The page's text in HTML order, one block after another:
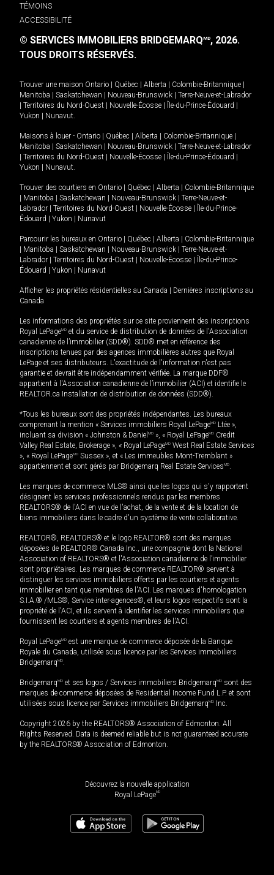
TÉMOINS
ACCESSIBILITÉ
© SERVICES IMMOBILIERS BRIDGEMARQMD, 2026.
TOUS DROITS RÉSERVÉS.
Trouver une maison Ontario Québec Alberta Colombie-Britannique
Manitoba
Saskatchewan Nouveau-Brunswick
Terre-Neuve-et-Labrador
Territoires du Nord-Ouest Nouvelle-Écosse Île-du-Prince-Édouard
Yukon
Nunavut.
Maisons à louer - Ontario Québec Alberta Colombie-Britannique
Manitoba
Saskatchewan Nouveau-Brunswick
Terre-Neuve-et-Labrador
Territoires du Nord-Ouest Nouvelle-Écosse Île-du-Prince-Édouard
Yukon
Nunavut.
Trouver des courtiers en Ontario Québec Alberta
Colombie-Britannique
Manitoba Saskatchewan Nouveau-Brunswick
Terre-Neuve-et-
Labrador
Territoires du Nord-Ouest Nouvelle-Écosse
Île-du-Prince-
Édouard
Yukon Nunavut
Parcourir les bureaux en Ontario Québec Alberta
Colombie-Britannique
Manitoba Saskatchewan Nouveau-Brunswick
Terre-Neuve-et-
Labrador
Territoires du Nord-Ouest Nouvelle-Écosse
Île-du-Prince-
Édouard
Yukon Nunavut
Afficher les propriétés résidentielles au Canada
Dernières inscriptions au
Canada
Les informations des propriétés sur ce site proviennent des inscriptions
Royal LePageMD et du service de distribution de données de l'Association
canadienne de l’immobilier (SDD®). SDD® met en référence des
inscriptions tenues par des agences immobilières autres que Royal
LePage et ses distributeurs. L'exactitude de l'information n'est pas
garantie et devrait être indépendamment vérifiée. La marque DDF®
appartient à l'Association canadienne de l’immobilier (ACI) et identifie le
REALTOR.ca Installation de distribution de données (SDD®).
*Tous les bureaux sont des propriétés indépendantes. Les bureaux
comprenant la mention « Services immobiliers Royal LePageMD Ltée »,
incluant sa division « Johnston & Daniel MD », « Royal LePageMD Credit
Valley Real Estate, Brokerage », « Royal LePageMD West Real Estate Services
», « Royal LePageMD Sussex », et « Les immeubles Mont-Tremblant »
appartiennent et sont gérés par Bridgemarq Real Estate ServicesMD.
Les marques de commerce MLS® ainsi que les logos qui s'y rapportent
désignent les services professionnels rendus par les membres
REALTORS® de l'ACI en vue de l'achat, de la vente et de la location de
biens immobiliers dans le cadre d'un système de vente collaborative.
REALTOR®, REALTORS® et le logo REALTOR® sont des marques
déposées de REALTOR® Canada Inc., une compagnie dont la National
Association of REALTORS® et l'Association canadienne de l’immobilier
sont propriétaires. Les marques de commerce REALTOR® servent à
distinguer les services immobiliers offerts par les courtiers et agents
immobilier en tant que membres de l'ACI. Les marques d'homologation
S.I.A.® /MLS®, Service inter-agences®, et leurs logos respectifs sont la
propriété de l'ACI, et ils servent à identifier les services immobiliers que
fournissent les courtiers et agents membres de l'ACI.
Royal LePageMD est une marque de commerce déposée de la Banque
Royale du Canada, utilisée sous licence par les Services immobiliers
BridgemarqMD.
BridgemarqMD et ses logos / Services immobiliers BridgemarqMD sont des
marques de commerce déposées de Residential Income Fund L.P. et sont
utilisées sous licence par Services immobiliers BridgemarqMD Inc.
Copyright 2026 by the REALTORS® Association of Edmonton. All
Rights Reserved. Data is deemed reliable but is not guaranteed accurate
by the REALTORS® Association of Edmonton.
Découvrez la nouvelle application
Royal LePageMD